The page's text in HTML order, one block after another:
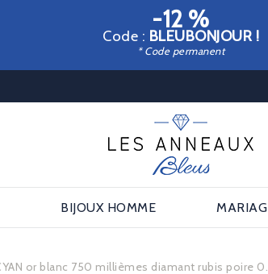
-12 %
Code : BLEUBONJOUR !
* Code permanent
BIJOUX HOMME
or blanc 750 millièmes diamant rubis poire